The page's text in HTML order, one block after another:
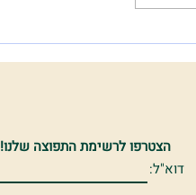
הצצה אל 'מאחורי הקלעים'
הצטרפו לרשימת התפוצה שלנו!
דוא"ל: